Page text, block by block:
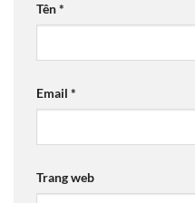
Tên*
Email *
Trang web